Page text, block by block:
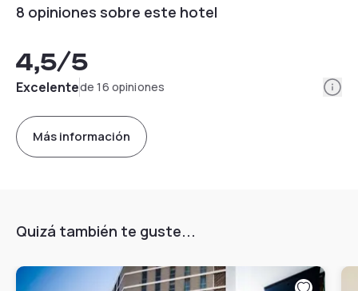
8 opiniones sobre este hotel
4,5/5
Excelentede 16 opiniones
Más información
Quizá también te guste...